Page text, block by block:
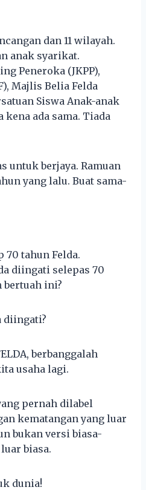
dan 11 wilayah.
anak syarikat.
Peneroka (JKPP),
Majlis Belia Felda
Siswa Anak-anak
kena ada sama. Tiada
untuk berjaya. Ramuan
yang lalu. Buat sama-
70 tahun Felda.
diingati selepas 70
bertuah ini?
diingati?
berbanggalah
usaha lagi.
pernah dilabel
kematangan yang luar
bukan versi biasa-
biasa.
dunia!